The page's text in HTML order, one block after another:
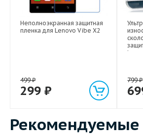
Неполноэкранная защитная
пленка для Lenovo Vibe X2
499₽
299 ₽
799₽
Рекомендуемые